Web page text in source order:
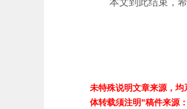
未特殊说明文章来源，
体转载须注明"稿件来源